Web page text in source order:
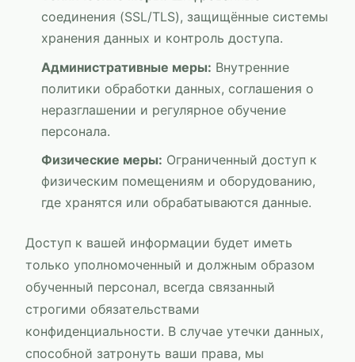
соединения (SSL/TLS), защищённые системы
хранения данных и контроль доступа.
Административные меры: Внутренние
политики обработки данных, соглашения о
неразглашении и регулярное обучение
персонала.
Физические меры: Ограниченный доступ к
физическим помещениям и оборудованию,
где хранятся или обрабатываются данные.
Доступ к вашей информации будет иметь
только уполномоченный и должным образом
обученный персонал, всегда связанный
строгими обязательствами
конфиденциальности. В случае утечки данных,
способной затронуть ваши права, мы